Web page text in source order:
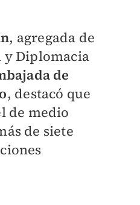
, agregada de
y Diplomacia
de
, destacó que
de medio
de siete